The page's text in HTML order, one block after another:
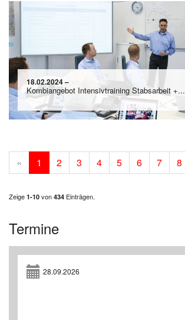
18.02.2024 –
Kombiangebot Intensivtraining Stabsarbeit +...
« 1 2 3 4 5 6 7 8
Zeige 1-10 von 434 Einträgen.
Termine
28.09.2026